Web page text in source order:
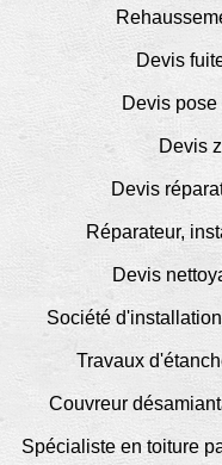
Devis
Devis
Devis
Devis
Réparateur,
Devis
Société
Travaux
Couvreur
Spécialiste en toiture